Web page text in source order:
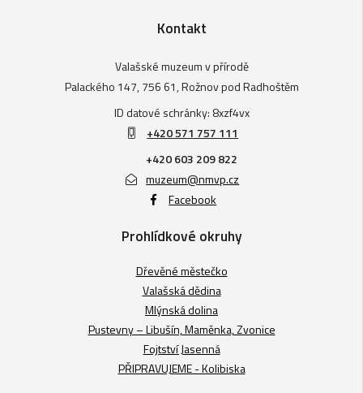
Kontakt
Valašské muzeum v přírodě
Palackého 147, 756 61, Rožnov pod Radhoštěm
ID datové schránky: 8xzf4vx
+420 571 757 111
+420 603 209 822
muzeum@nmvp.cz
Facebook
Prohlídkové okruhy
Dřevěné městečko
Valašská dědina
Mlýnská dolina
Pustevny – Libušín, Maměnka, Zvonice
Fojtství Jasenná
PŘIPRAVUJEME - Kolibiska